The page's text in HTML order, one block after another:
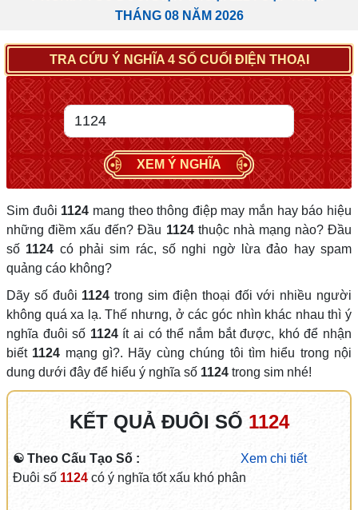
THÁNG 08 NĂM 2026
TRA CỨU Ý NGHĨA 4 SỐ CUỐI ĐIỆN THOẠI
XEM Ý NGHĨA
Sim đuôi 1124 mang theo thông điệp may mắn hay báo hiệu
những điềm xấu đến? Đầu 1124thuộc nhà mạng nào? Đầu
số 1124 có phải sim rác, số nghi ngờ lừa đảo hay spam
quảng cáo không?
Dãy số đuôi 1124 trong sim điện thoại đối với nhiều người
không quá xa lạ. Thế nhưng, ở các góc nhìn khác nhau thì ý
nghĩa đuôi số 1124ít ai có thể nắm bắt được, khó để nhận
biết 1124 mạng gì?. Hãy cùng chúng tôi tìm hiểu trong nội
dung dưới đây để hiểu ý nghĩa số 1124 trong sim nhé!
KẾT QUẢ ĐUÔI SỐ 1124
☯ Theo Cấu Tạo Số :
Xem chi tiết
Đuôi số 1124có ý nghĩa tốt xấu khó phân